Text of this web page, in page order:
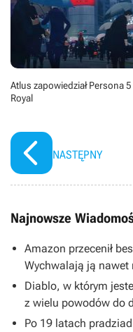
Atlus zapowiedział Persona
Royal
NASTĘPNY
Najnowsze
Amazon przecenił
Wychwalają ją nawet
Diablo, w którym
z wielu powodów do
Po 19 latach